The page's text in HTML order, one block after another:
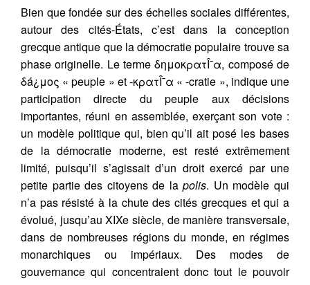
Bien que fondée sur des échelles sociales différentes,
autour des cités-États, c’est dans la conception
grecque antique que la démocratie populaire trouve sa
phase originelle. Le terme δημοκρατÎ¯α, composé de
δá¿μος « peuple » et -κρατÎ¯α « -cratie », indique une
participation directe du peuple aux décisions
importantes, réuni en assemblée, exerçant son vote :
un modèle politique qui, bien qu’il ait posé les bases
de la démocratie moderne, est resté extrêmement
limité, puisqu’il s’agissait d’un droit exercé par une
petite partie des citoyens de lapolis. Un modèle qui
n’a pas résisté à la chute des cités grecques et qui a
évolué, jusqu’au XIXe siècle, de manière transversale,
dans de nombreuses régions du monde, en régimes
monarchiques ou impériaux. Des modes de
gouvernance qui concentraient donc tout le pouvoir